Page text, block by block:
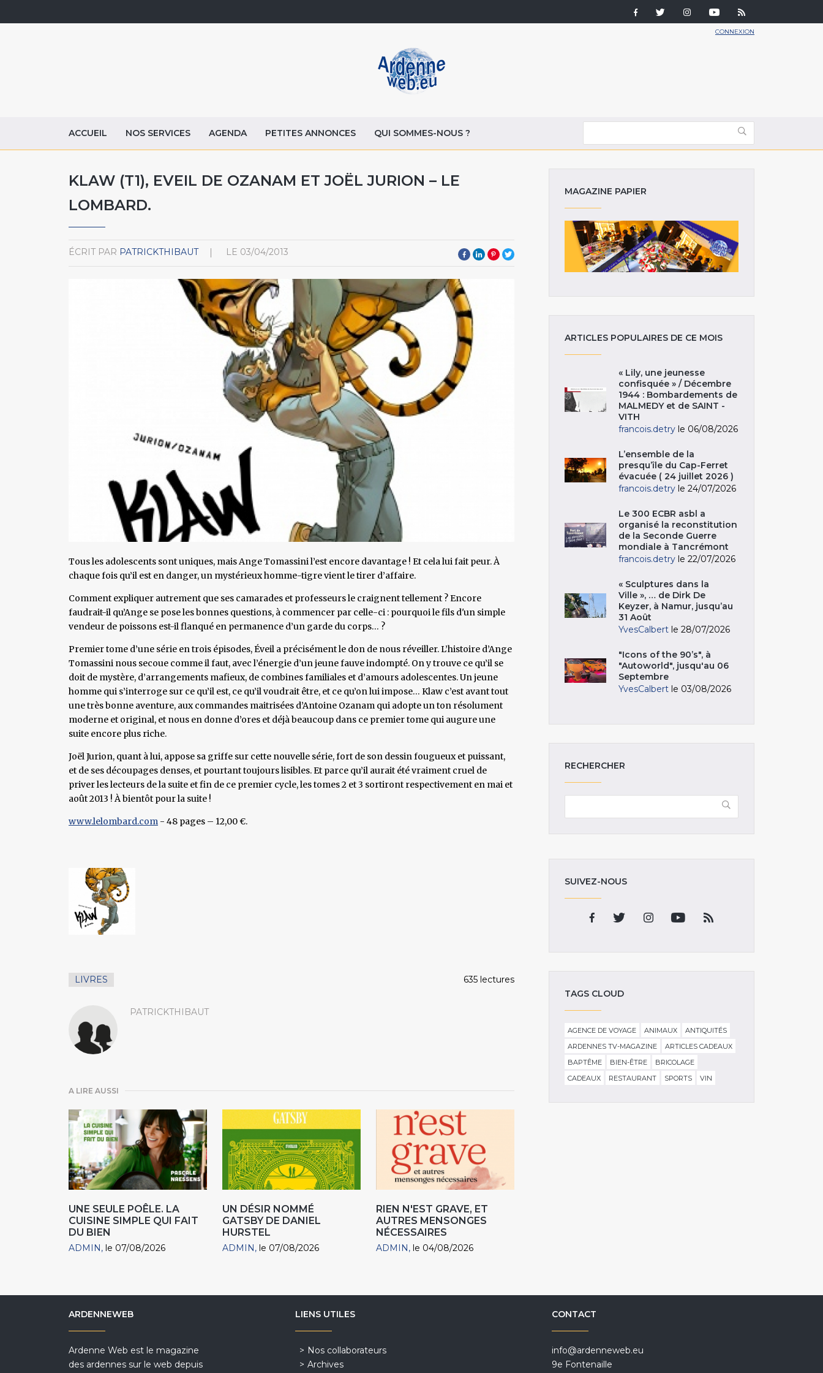
CONNEXION
ACCUEIL NOS SERVICES AGENDA PETITES ANNONCES QUI SOMMES-NOUS ?
KLAW (T1), EVEIL DE OZANAM ET JOËL JURION – LE
LOMBARD.
ÉCRIT PAR PATRICKTHIBAUT LE 03/04/2013
Tous les adolescents sont uniques, mais Ange Tomassini l’est encore davantage ! Et cela lui fait peur. À
chaque fois qu’il est en danger, un mystérieux homme-tigre vient le tirer d’affaire.
Comment expliquer autrement que ses camarades et professeurs le craignent tellement ? Encore
faudrait-il qu’Ange se pose les bonnes questions, à commencer par celle-ci : pourquoi le fils d'un simple
vendeur de poissons est-il flanqué en permanence d’un garde du corps… ?
Premier tome d’une série en trois épisodes, Éveil a précisément le don de nous réveiller. L’histoire d’Ange
Tomassini nous secoue comme il faut, avec l’énergie d’un jeune fauve indompté. On y trouve ce qu’il se
doit de mystère, d’arrangements mafieux, de combines familiales et d’amours adolescentes. Un jeune
homme qui s’interroge sur ce qu’il est, ce qu’il voudrait être, et ce qu’on lui impose… Klaw c’est avant tout
une très bonne aventure, aux commandes maitrisées d’Antoine Ozanam qui adopte un ton résolument
moderne et original, et nous en donne d’ores et déjà beaucoup dans ce premier tome qui augure une
suite encore plus riche.
Joël Jurion, quant à lui, appose sa griffe sur cette nouvelle série, fort de son dessin fougueux et puissant,
et de ses découpages denses, et pourtant toujours lisibles. Et parce qu’il aurait été vraiment cruel de
priver les lecteurs de la suite et fin de ce premier cycle, les tomes 2 et 3 sortiront respectivement en mai et
août 2013 ! À bientôt pour la suite !
www.lelombard.com - 48 pages – 12,00 €.
LIVRES 635 lectures
PATRICKTHIBAUT
A LIRE AUSSI
UNE SEULE POÊLE. LA
CUISINE SIMPLE QUI FAIT
DU BIEN
ADMIN le 07/08/2026
UN DÉSIR NOMMÉ
GATSBY DE DANIEL
HURSTEL
ADMIN le 07/08/2026
RIEN N'EST GRAVE, ET
AUTRES MENSONGES
NÉCESSAIRES
ADMIN le 04/08/2026
MAGAZINE PAPIER
ARTICLES POPULAIRES DE CE MOIS
« Lily, une jeunesse
confisquée » / Décembre
1944 : Bombardements de
MALMEDY et de SAINT -
VITH
francois.detry le 06/08/2026
L’ensemble de la
presqu’île du Cap-Ferret
évacuée ( 24 juillet 2026 )
francois.detry le 24/07/2026
Le 300 ECBR asbl a
organisé la reconstitution
de la Seconde Guerre
mondiale à Tancrémont
francois.detry le 22/07/2026
« Sculptures dans la
Ville », … de Dirk De
Keyzer, à Namur, jusqu’au
31 Août
YvesCalbert le 28/07/2026
"Icons of the 90’s", à
"Autoworld", jusqu'au 06
Septembre
YvesCalbert le 03/08/2026
RECHERCHER
SUIVEZ-NOUS
TAGS CLOUD
AGENCE DE VOYAGE ANIMAUX
ANTIQUITÉS
ARDENNES TV-MAGAZINE
ARTICLES CADEAUX
BAPTÊME
BIEN-ÊTRE
BRICOLAGE
CADEAUX
RESTAURANT SPORTS VIN
ARDENNEWEB
Ardenne Web est le magazine
des ardennes sur le web depuis
LIENS UTILES
Nos collaborateurs
Archives
CONTACT
info@ardenneweb.eu
9e Fontenaille